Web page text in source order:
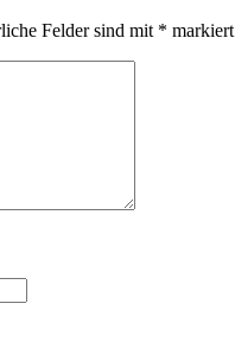
Felder sind mit * markiert